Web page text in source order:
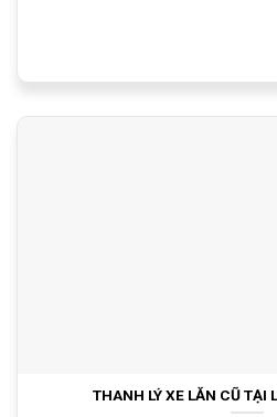
THANH LÝ XE LĂN CŨ TẠI